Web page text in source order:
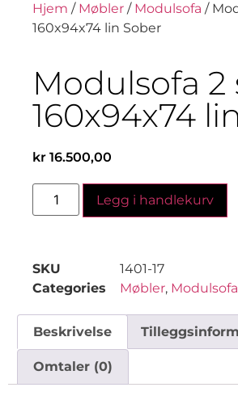
Hjem / Møbler / Modulsofa /
160x94x74 lin Sober
Modulsofa 2
160x94x74
kr 16.500,00
Legg i handlekurv
SKU
1401-17
Categories
Møbler, Modulsofa
Beskrivelse
Omtaler (0)